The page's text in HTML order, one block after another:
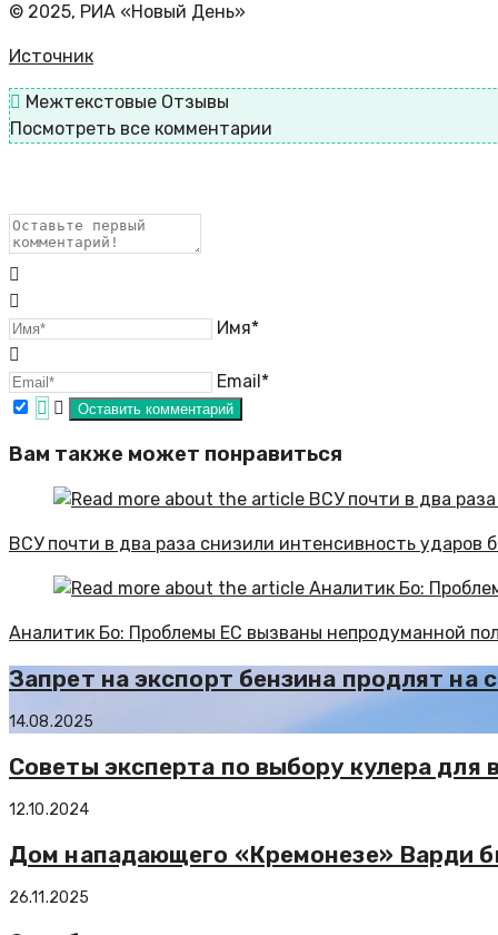
© 2025, РИА «Новый День»
Источник
Межтекстовые Отзывы
Посмотреть все комментарии
Имя*
Email*
Вам также может понравиться
ВСУ почти в два раза снизили интенсивность ударов
Аналитик Бо: Проблемы ЕС вызваны непродуманной
Запрет на экспорт бензина продлят на
14.08.2025
Советы эксперта по выбору кулера для
12.10.2024
Дом нападающего «Кремонезе» Варди
26.11.2025